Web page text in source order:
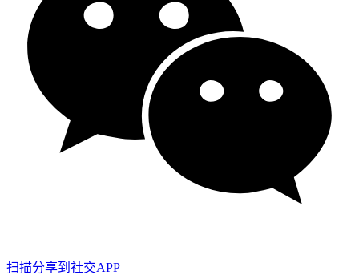
扫描分享到社交APP